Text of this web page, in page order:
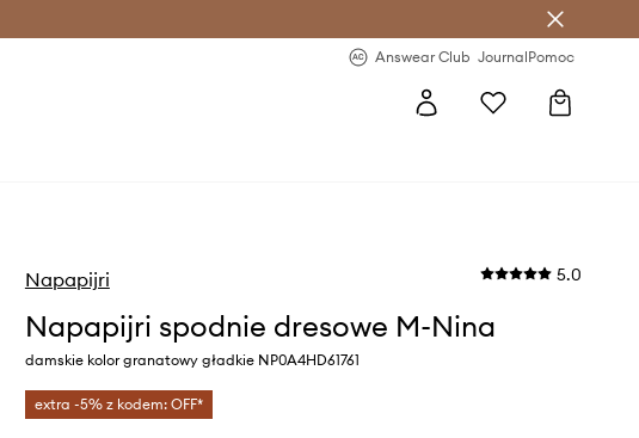
Answear Club JournalPomoc
Napapijri 5.0
Napapijri spodnie dresowe M-Nina
damskie kolor granatowy gładkie NP0A4HD61761
extra -5% z kodem: OFF*